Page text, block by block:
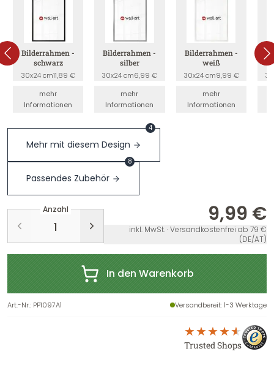
Bilderrahmen -
schwarz
30x24 cm11,89 €
mehr
Informationen
Bilderrahmen -
silber
30x24 cm6,99 €
mehr
Informationen
Bilderrahmen -
weiß
30x24 cm9,99 €
mehr
Informationen
Mehr mit diesem Design
4
Passendes Zubehör
8
Anzahl 9,99 €
inkl. MwSt. · Versandkostenfrei ab 79 €
(DE/AT)
In den Warenkorb
Art.-Nr.: PP1097A1 Versandbereit: 1-3 Werktage
Trusted Shops